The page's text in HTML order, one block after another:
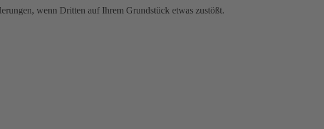
wenn Dritten auf Ihrem Grundstück etwas zustößt.